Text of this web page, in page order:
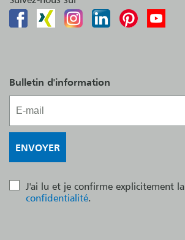
Bulletin d'information
J'ai lu et je confirme explicitement la
confidentialité.